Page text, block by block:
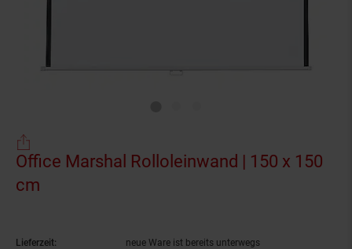
Office Marshal Rolloleinwand | 150 x 150
cm
Lieferzeit: neue Ware ist bereits unterwegs